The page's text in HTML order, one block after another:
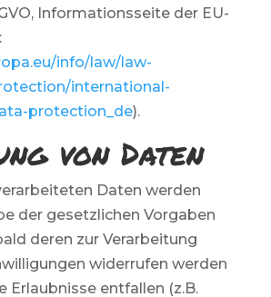
Informationsseite der EU-
info/law/law-
international-
protection_de).
von Daten
Daten werden
der gesetzlichen Vorgaben
deren zur Verarbeitung
widerrufen werden
Erlaubnisse entfallen (z.B.